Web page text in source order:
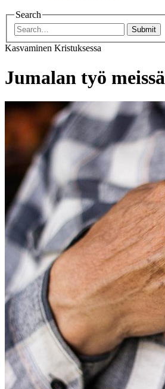
Search
Submit
Kasvaminen Kristuksessa
Jumalan työ meissä